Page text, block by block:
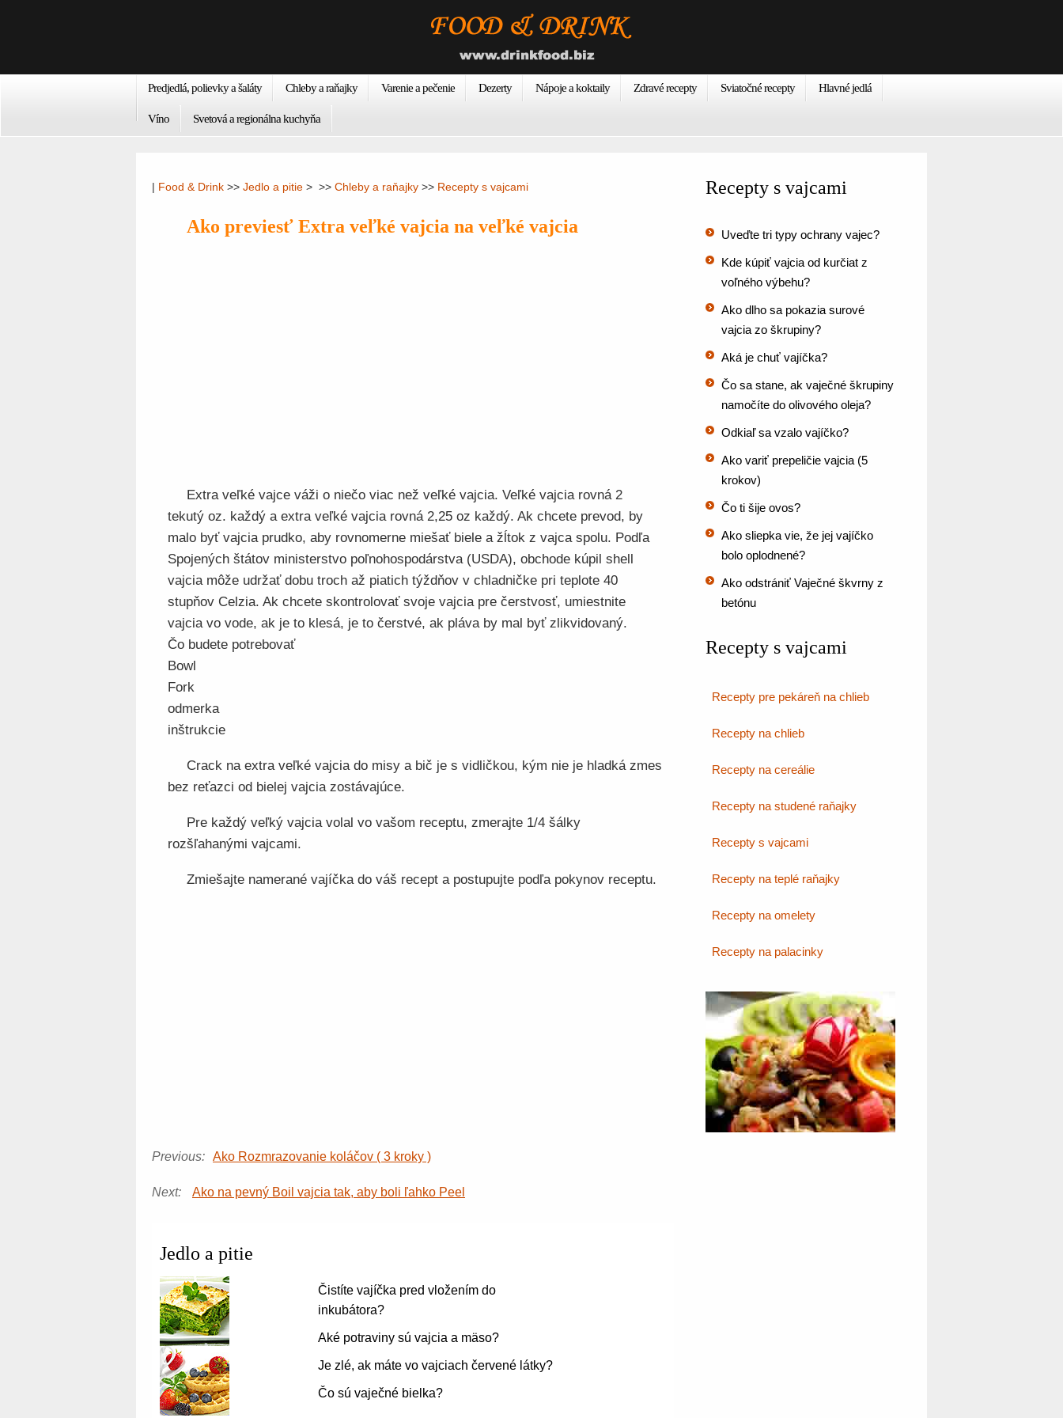
Predjedlá, polievky a šaláty Chleby a raňajky Varenie a pečenie Dezerty Nápoje a koktaily Zdravé recepty Sviatočné recepty Hlavné jedlá
Víno Svetová a regionálna kuchyňa
| Food & Drink >> Jedlo a pitie > >> Chleby a raňajky >> Recepty s vajcami
Ako previesť Extra veľké vajcia na veľké vajcia
Extra veľké vajce váži o niečo viac než veľké vajcia. Veľké vajcia rovná 2
tekutý oz. každý a extra veľké vajcia rovná 2,25 oz každý. Ak chcete prevod, by
malo byť vajcia prudko, aby rovnomerne miešať biele a žĺtok z vajca spolu. Podľa
Spojených štátov ministerstvo poľnohospodárstva (USDA), obchode kúpil shell
vajcia môže udržať dobu troch až piatich týždňov v chladničke pri teplote 40
stupňov Celzia. Ak chcete skontrolovať svoje vajcia pre čerstvosť, umiestnite
vajcia vo vode, ak je to klesá, je to čerstvé, ak pláva by mal byť zlikvidovaný.
Čo budete potrebovať
Bowl
Fork
odmerka
inštrukcie
Crack na extra veľké vajcia do misy a bič je s vidličkou, kým nie je hladká zmes
bez reťazci od bielej vajcia zostávajúce.
Pre každý veľký vajcia volal vo vašom receptu, zmerajte 1/4 šálky
rozšľahanými vajcami.
Zmiešajte namerané vajíčka do váš recept a postupujte podľa pokynov receptu.
Previous: Ako Rozmrazovanie koláčov ( 3 kroky )
Next: Ako na pevný Boil vajcia tak, aby boli ľahko Peel
Jedlo a pitie
Čistíte vajíčka pred vložením do
inkubátora?
Aké potraviny sú vajcia a mäso?
Je zlé, ak máte vo vajciach červené látky?
Čo sú vaječné bielka?
Recepty s vajcami
Uveďte tri typy ochrany vajec?
Kde kúpiť vajcia od kurčiat z
voľného výbehu?
Ako dlho sa pokazia surové
vajcia zo škrupiny?
Aká je chuť vajíčka?
Čo sa stane, ak vaječné škrupiny
namočíte do olivového oleja?
Odkiaľ sa vzalo vajíčko?
Ako variť prepeličie vajcia (5
krokov)
Čo ti šije ovos?
Ako sliepka vie, že jej vajíčko
bolo oplodnené?
Ako odstrániť Vaječné škvrny z
betónu
Recepty s vajcami
Recepty pre pekáreň na chlieb
Recepty na chlieb
Recepty na cereálie
Recepty na studené raňajky
Recepty s vajcami
Recepty na teplé raňajky
Recepty na omelety
Recepty na palacinky